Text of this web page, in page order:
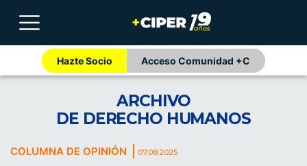
Hazte Socio Acceso Comunidad +C
ARCHIVO
DE DERECHO HUMANOS
COLUMNA DE OPINIÓN 07.08.2025